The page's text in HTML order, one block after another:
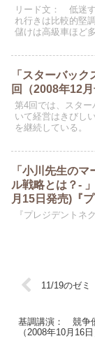
リード文： 低迷
れ行きは比較的堅
儲けは高級車ほど
「スターバッ
回（2008年12月
第4回では、スタ
いて経営はきびし
を継続している
「小川先生の
ル戦略とは？-
月15日発売)『
『プレジデントネ
11/19のゼミ
基調講演： 競争
（2008年10月16日